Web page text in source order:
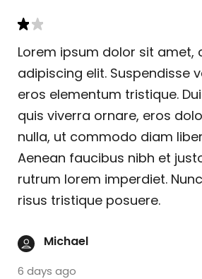
Lorem ipsum dolor sit amet,
adipiscing elit. Suspendisse
eros elementum tristique.
quis viverra ornare, eros
nulla, ut commodo diam
Aenean faucibus nibh et
rutrum lorem imperdiet.
risus tristique posuere.
Michael
6 days ago